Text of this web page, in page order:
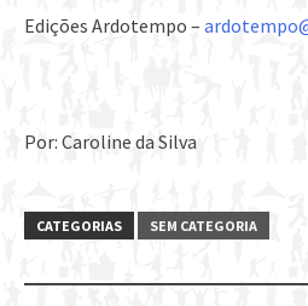
Edições Ardotempo –
Por: Caroline da Silva
CATEGORIAS SEM CATEGORIA